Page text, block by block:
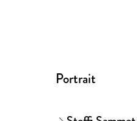
Portrait